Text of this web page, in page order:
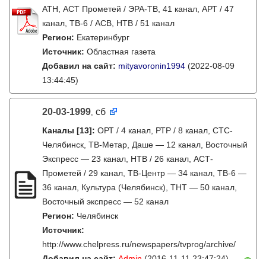
АТН, АСТ Прометей / ЭРА-ТВ, 41 канал, АРТ / 47
канал, ТВ-6 / АСВ, НТВ / 51 канал
Регион: Екатеринбург
Источник: Областная газета
Добавил на сайт: mityavoronin1994 (2022-08-09
13:44:45)
20-03-1999, сб
Каналы [13]: ОРТ / 4 канал, РТР / 8 канал, СТС-
Челябинск, ТВ-Метар, Даше — 12 канал, Восточный
Экспресс — 23 канал, НТВ / 26 канал, АСТ-
Прометей / 29 канал, ТВ-Центр — 34 канал, ТВ-6 —
36 канал, Культура (Челябинск), ТНТ — 50 канал,
Восточный экспресс — 52 канал
Регион: Челябинск
Источник:
http://www.chelpress.ru/newspapers/tvprog/archive/